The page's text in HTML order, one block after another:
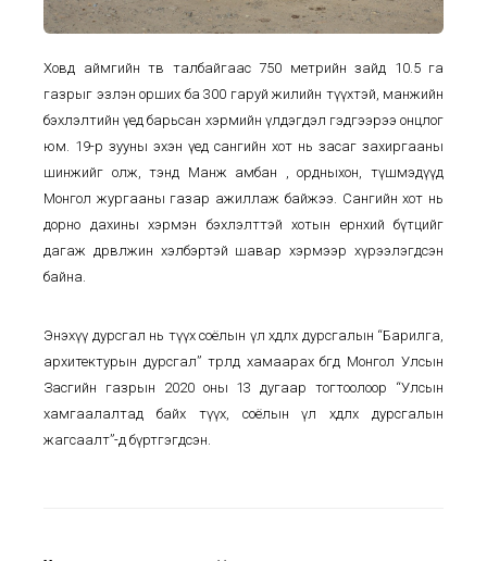
Ховд аймгийн төв талбайгаас 750 метрийн зайд 10.5 га
газрыг эзлэн орших ба 300 гаруй жилийн түүхтэй, манжийн
бэхлэлтийн үед барьсан хэрмийн үлдэгдэл гэдгээрээ онцлог
юм. 19-р зууны эхэн үед сангийн хот нь засаг захиргааны
шинжийг олж, тэнд Манж амбан , ордныхон, түшмэдүүд
Монгол жургааны газар ажиллаж байжээ. Сангийн хот нь
дорно дахины хэрмэн бэхлэлттэй хотын ерөнхий бүтцийг
дагаж дөрвөлжин хэлбэртэй шавар хэрмээр хүрээлэгдсэн
байна.
Энэхүү дурсгал нь түүх соёлын үл хөдлөх дурсгалын “Барилга,
архитектурын дурсгал” төрөлд хамаарах бөгөөд Монгол Улсын
Засгийн газрын 2020 оны 13 дугаар тогтоолоор “Улсын
хамгаалалтад байх түүх, соёлын үл хөдлөх дурсгалын
жагсаалт”-д бүртгэгдсэн.